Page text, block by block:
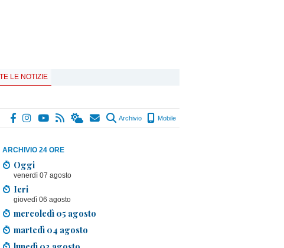
LE NOTIZIE
Archivio Mobile
ARCHIVIO 24 ORE
Oggi
venerdì 07 agosto
Ieri
giovedì 06 agosto
mercoledì 05 agosto
martedì 04 agosto